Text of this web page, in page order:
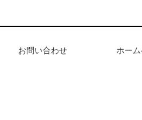
お問い合わせ ホー